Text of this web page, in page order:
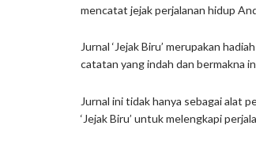
mencatat jejak perjalanan hidup
Jurnal ‘Jejak Biru’ merupakan
catatan yang indah dan bermakna
Jurnal ini tidak hanya sebagai alat
‘Jejak Biru’ untuk melengkapi